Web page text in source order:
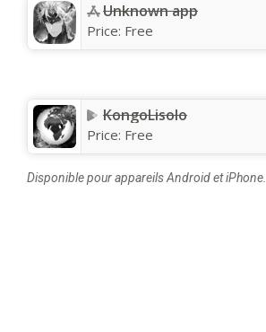
Unknown app
Price: Free
KongoLisolo
Price: Free
Disponible pour appareils Android et iPhone.